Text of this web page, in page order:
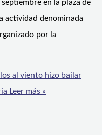
en la plaza de
actividad denominada
por la
al viento hizo bailar
Leer más »